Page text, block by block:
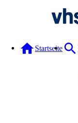
Startseite